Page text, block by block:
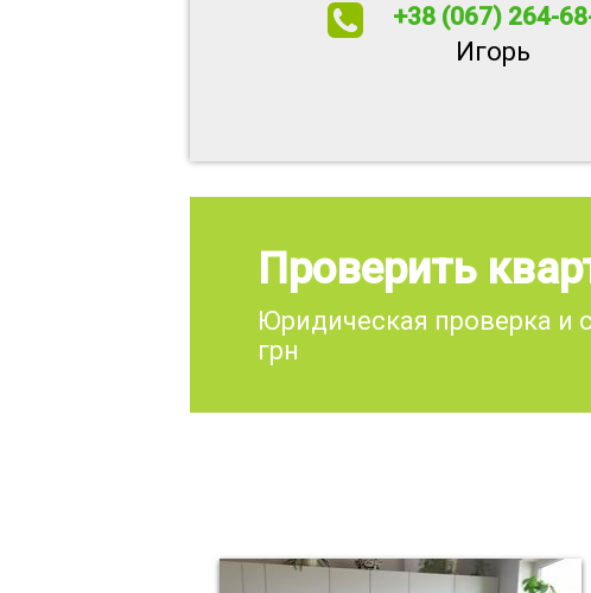
+38 (067) 264-
Игорь
Проверить
Юридическая проверка и
грн